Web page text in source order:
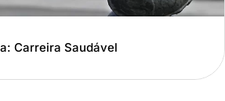
Carreira Saudável